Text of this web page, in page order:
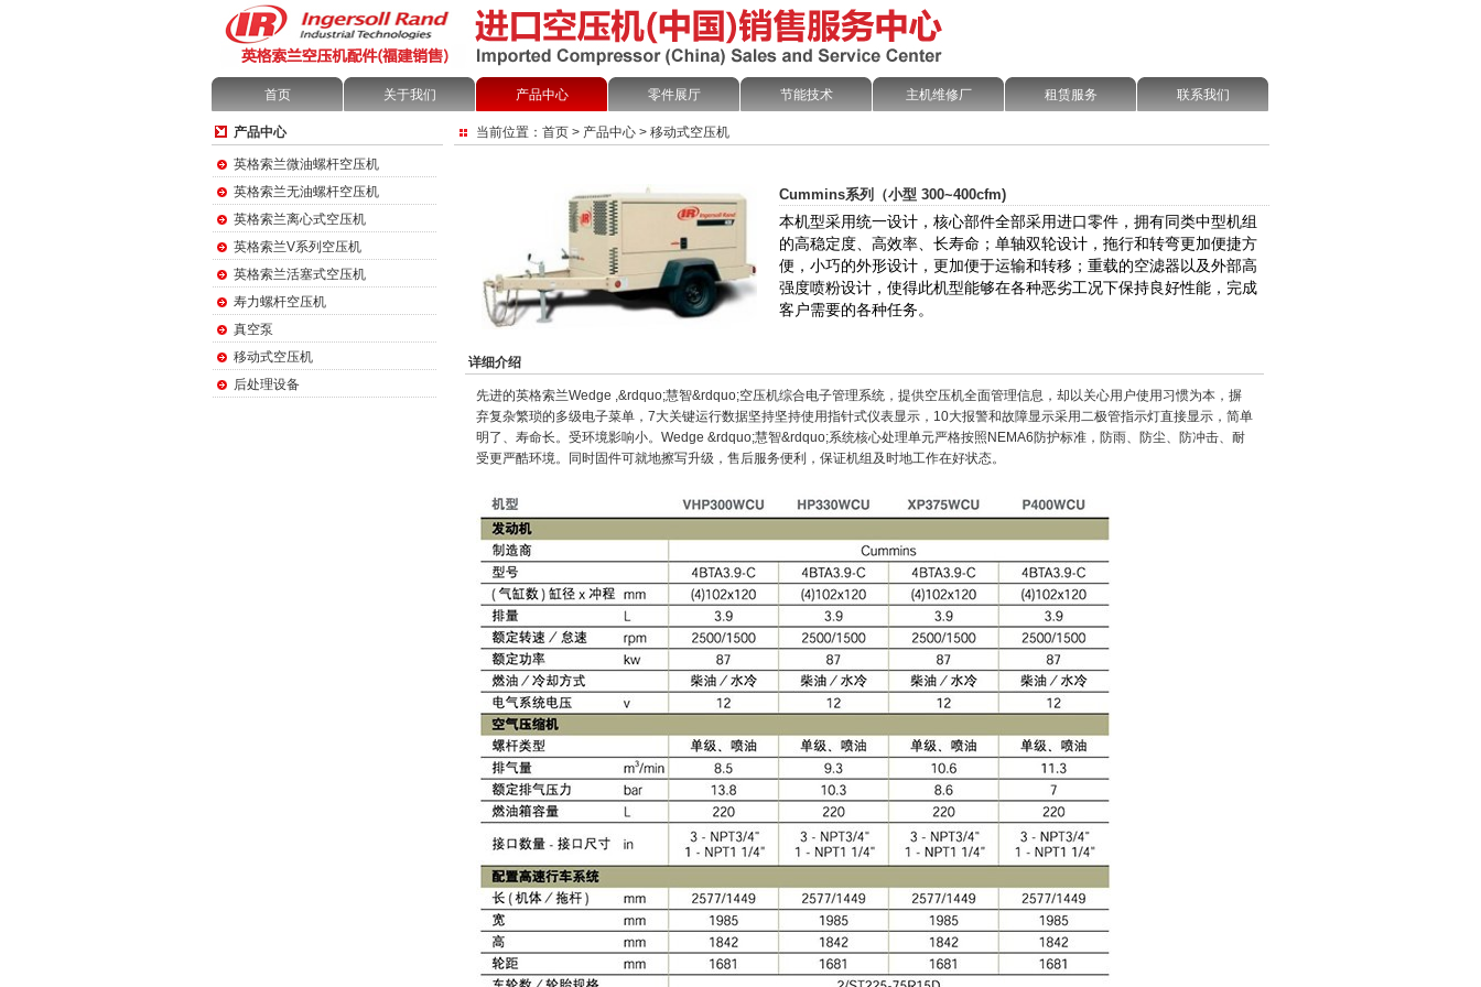
首页 关于我们 产品中心 零件展厅 节能技术 主机维修厂 租赁服务 联系我们
产品中心
英格索兰微油螺杆空压机
英格索兰无油螺杆空压机
英格索兰离心式空压机
英格索兰V系列空压机
英格索兰活塞式空压机
寿力螺杆空压机
真空泵
移动式空压机
后处理设备
当前位置： 首页 > 产品中心 > 移动式空压机
Cummins系列（小型 300~400cfm)
本机型采用统一设计，核心部件全部采用进口零件，拥有同类中型机组
的高稳定度、高效率、长寿命；单轴双轮设计，拖行和转弯更加便捷方
便，小巧的外形设计，更加便于运输和转移；重载的空滤器以及外部高
强度喷粉设计，使得此机型能够在各种恶劣工况下保持良好性能，完成
客户需要的各种任务。
详细介绍
先进的英格索兰Wedge ,&rdquo;慧智&rdquo;空压机综合电子管理系统，提供空压机全面管理信息，却以关心用户使用习惯为本，摒
弃复杂繁琐的多级电子菜单，7大关键运行数据坚持坚持使用指针式仪表显示，10大报警和故障显示采用二极管指示灯直接显示，简单
明了、寿命长。受环境影响小。Wedge &rdquo;慧智&rdquo;系统核心处理单元严格按照NEMA6防护标准，防雨、防尘、防冲击、耐
受更严酷环境。同时固件可就地擦写升级，售后服务便利，保证机组及时地工作在好状态。